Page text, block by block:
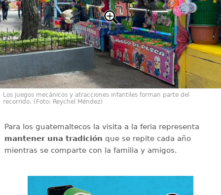
Los juegos mecánicos y atracciones infantiles forman parte del
recorrido. (Foto: Reychel Méndez)
Para los guatemaltecos la visita a la feria representa
mantener una tradición que se repite cada año
mientras se comparte con la familia y amigos.